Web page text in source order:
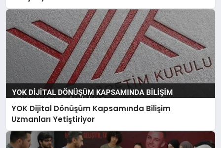
YOK Dijital Dönüşüm Kapsamında Bilişim
Uzmanları Yetiştiriyor